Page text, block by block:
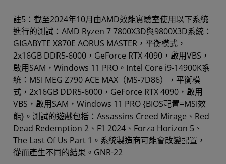
註5：截至2024年10月由AMD效能實驗室使用以下系統
進行的測試：AMD Ryzen 7 7800X3D與9800X3D系統：
GIGABYTE X870E AORUS MASTER，平衡模式，
2x16GB DDR5-6000，GeForce RTX 4090，啟用VBS，
啟用SAM，Windows 11 PRO。Intel Core i9-14900K系
統：MSI MEG Z790 ACE MAX（MS-7D86），平衡模
式，2x16GB DDR5-6000，GeForce RTX 4090，啟用
VBS，啟用SAM，Windows 11 PRO {BIOS配置=MSI效
能}。測試的遊戲包括：Assassins Creed Mirage、Red
Dead Redemption 2、F1 2024、Forza Horizon 5、
The Last Of Us Part 1。系統製造商可能會改變配置，
從而產生不同的結果。GNR-22